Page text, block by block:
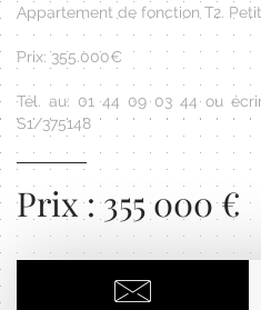
Appartement de fonction T2.
Prix: 355.000€
Tél. au: 01 44 09 03 44 ou
S1/375148
Prix : 355 000 €